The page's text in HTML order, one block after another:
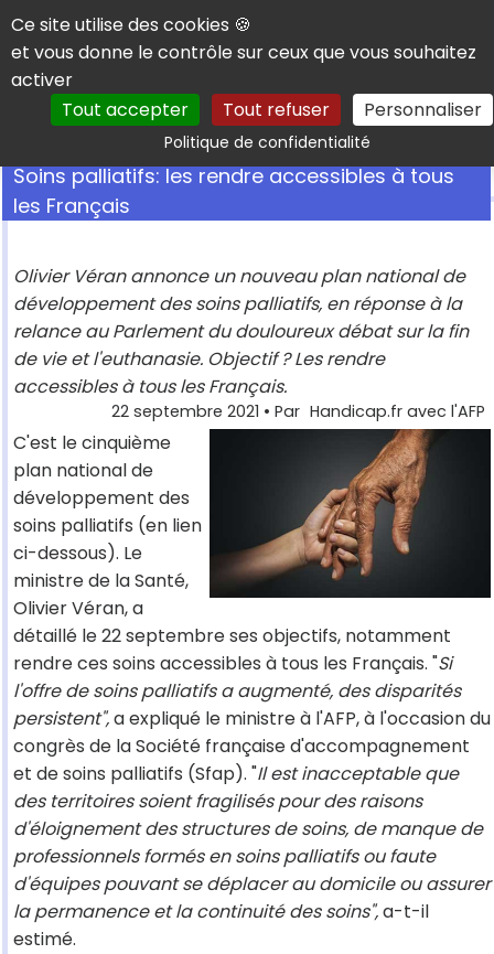
Panneau de gestion des cookies
Ce site utilise des cookies 🍪
et vous donne le contrôle sur ceux que vous souhaitez
activer
Tout accepter
Tout refuser Personnaliser
Politique de confidentialitéRechercher
Soins palliatifs: les rendre accessibles à tous
les Français
Olivier Véran annonce un nouveau plan national de
développement des soins palliatifs, en réponse à la
relance au Parlement du douloureux débat sur la fin
de vie et l'euthanasie. Objectif ? Les rendre
accessibles à tous les Français.
22 septembre 2021 • Par Handicap.fr avec l'AFP
C'est le cinquième
plan national de
développement des
soins palliatifs (en lien
ci-dessous). Le
ministre de la Santé,
Olivier Véran, a
détaillé le 22 septembre ses objectifs, notamment
rendre ces soins accessibles à tous les Français. "Si
l'offre de soins palliatifs a augmenté, des disparités
persistent",a expliqué le ministre à l'AFP, à l'occasion du
congrès de la Société française d'accompagnement
et de soins palliatifs (Sfap). "Il est inacceptable que
des territoires soient fragilisés pour des raisons
d'éloignement des structures de soins, de manque de
professionnels formés en soins palliatifs ou faute
d'équipes pouvant se déplacer au domicile ou assurer
la permanence et la continuité des soins",a-t-il
estimé.